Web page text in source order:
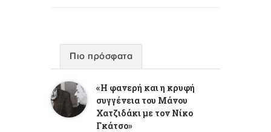
Πιο πρόσφατα
«Η φανερή και η κρυφή
συγγένεια του Μάνου
Χατζιδάκι με τον Νίκο
Γκάτσο»